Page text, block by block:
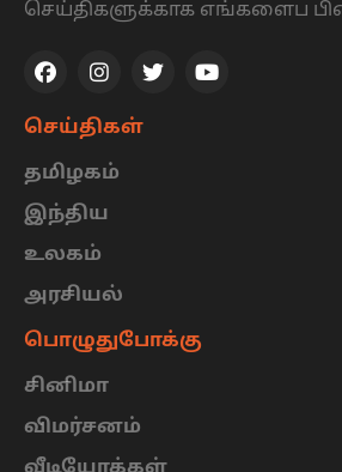
செய்திகளுக்காக எங்களைப
செய்திகள்
தமிழகம்
இந்திய
உலகம்
அரசியல்
பொழுதுபோக்கு
சினிமா
விமர்சனம்